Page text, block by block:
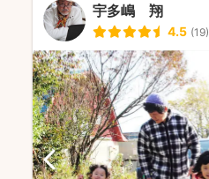
宇多嶋 翔
4.5 (19)